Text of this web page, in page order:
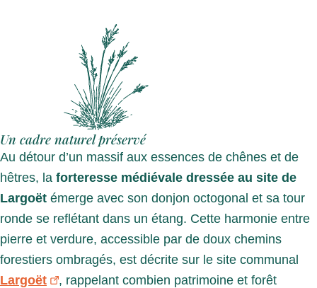
Un cadre naturel préservé
Au détour d’un massif aux essences de chênes et de
hêtres, la forteresse médiévale dressée au site de
Largoët émerge avec son donjon octogonal et sa tour
ronde se reflétant dans un étang. Cette harmonie entre
pierre et verdure, accessible par de doux chemins
forestiers ombragés, est décrite sur le site communal
Largoët
, rappelant combien patrimoine et forêt